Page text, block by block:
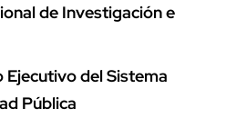
de Investigación e
Ejecutivo del Sistema
Pública